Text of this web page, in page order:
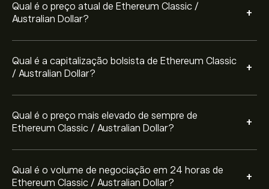
Qual é o preço atual de Ethereum Classic /
Australian Dollar?
+
Qual é a capitalização bolsista de Ethereum Classic
/ Australian Dollar?
+
Qual é o preço mais elevado de sempre de
Ethereum Classic / Australian Dollar?
+
Qual é o volume de negociação em 24 horas de
Ethereum Classic / Australian Dollar?
+
históricos do preço de Ethereum Classic / Australian
Dollar. O preço de Ethereum Classic / Australian Dollar
Para comprar ETCAUD, visite "Ethereum Classic /
fundos, clique no botão "Negociar" e decida quanto
Ethereum Classic / Australian Dollar pretende comprar.
ETCAUD a um preço específico no futuro.